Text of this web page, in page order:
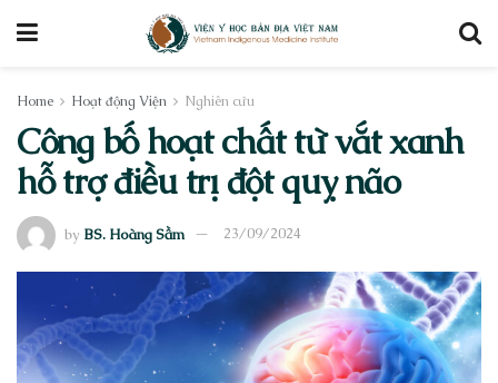
Home Hoạt động Viện Nghiên cứu
Công bố hoạt chất từ vắt xanh
hỗ trợ điều trị đột quỵ não
by BS. Hoàng Sầm 23/09/2024